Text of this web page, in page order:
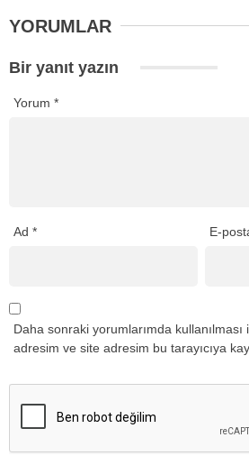
YORUMLAR
Bir yanıt yazın
Yorum *
Ad * E-
Daha sonraki yorumlarımda kullanılması
adresim ve site adresim bu tarayıcıya